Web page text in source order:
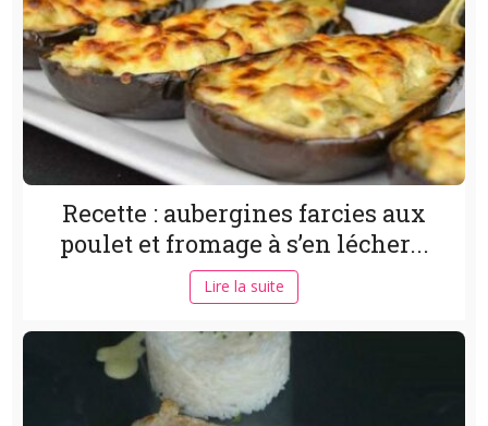
Recette : aubergines farcies aux
poulet et fromage à s’en lécher...
Lire la suite